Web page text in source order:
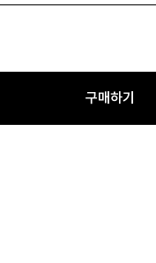
구매하기